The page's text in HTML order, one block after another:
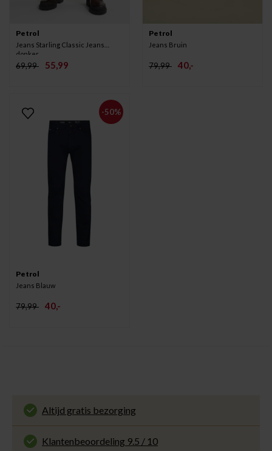
Petrol
Jeans Starling Classic Jeans
donker
69,99 55,99
Petrol
Jeans Bruin
79,99 40,-
-50%
Petrol
Jeans Blauw
79,99 40,-
Altijd gratis bezorging
En binnen 1 tot 3 werkdagen door DHL
thuisbezorgd. Bekijk alle informatie over
Klantenbeoordeling 9.5 / 10